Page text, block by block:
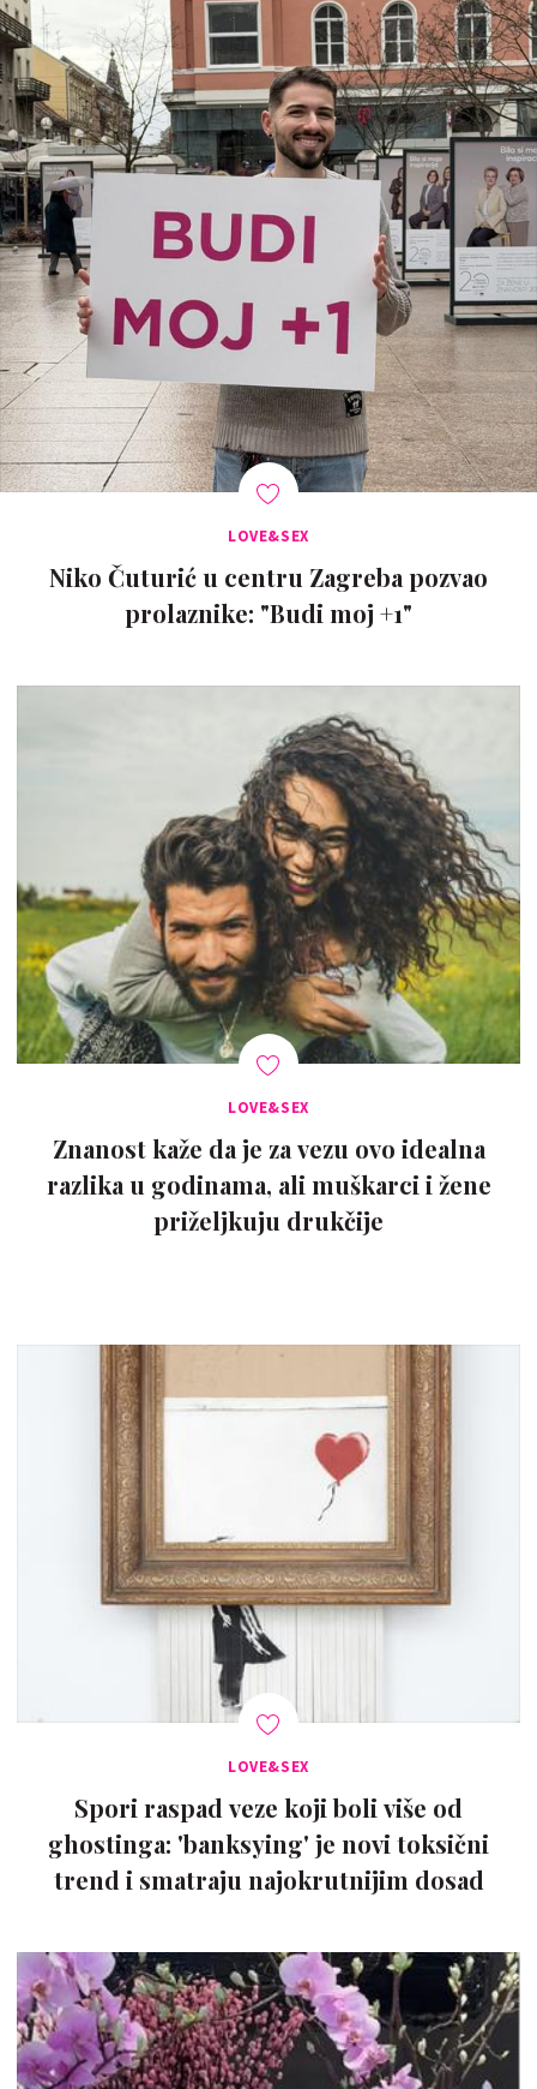
LOVE&SEX
Niko Čuturić u centru Zagreba pozvao
prolaznike: "Budi moj +1"
LOVE&SEX
Znanost kaže da je za vezu ovo idealna
razlika u godinama, ali muškarci i žene
priželjkuju drukčije
LOVE&SEX
Spori raspad veze koji boli više od
ghostinga: 'banksying' je novi toksični
trend i smatraju najokrutnijim dosad